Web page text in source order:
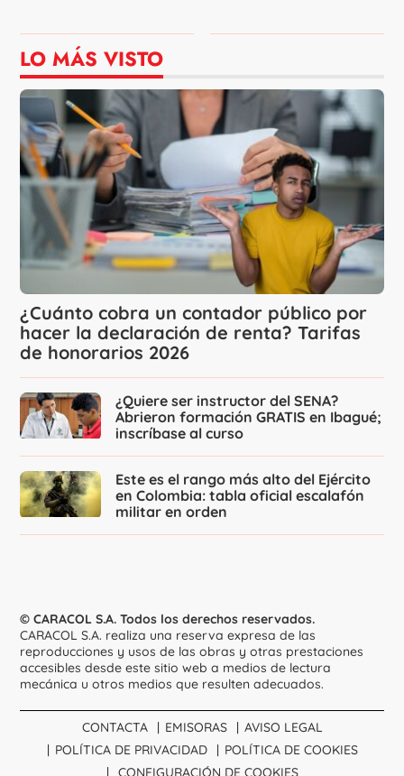
LO MÁS VISTO
¿Cuánto cobra un contador público por
hacer la declaración de renta? Tarifas
de honorarios 2026
¿Quiere ser instructor del SENA?
Abrieron formación GRATIS en Ibagué;
inscríbase al curso
Este es el rango más alto del Ejército
en Colombia: tabla oficial escalafón
militar en orden
© CARACOL S.A. Todos los derechos reservados.
CARACOL S.A. realiza una reserva expresa de las
reproducciones y usos de las obras y otras prestaciones
accesibles desde este sitio web a medios de lectura
mecánica u otros medios que resulten adecuados.
CONTACTA EMISORAS
AVISO LEGAL
POLÍTICA DE PRIVACIDAD
POLÍTICA DE COOKIES
CONFIGURACIÓN DE COOKIES